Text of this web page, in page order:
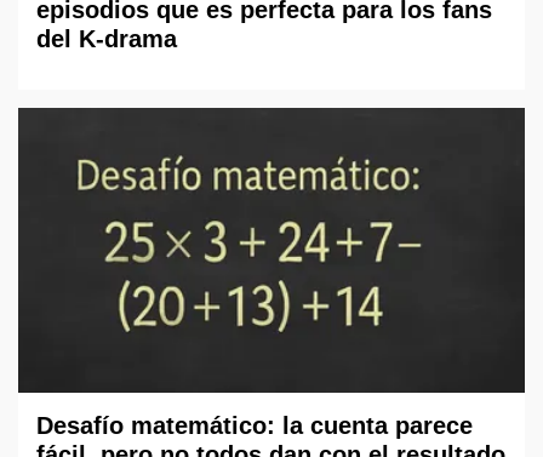
episodios que es perfecta para los fans
del K-drama
Desafío matemático: la cuenta parece